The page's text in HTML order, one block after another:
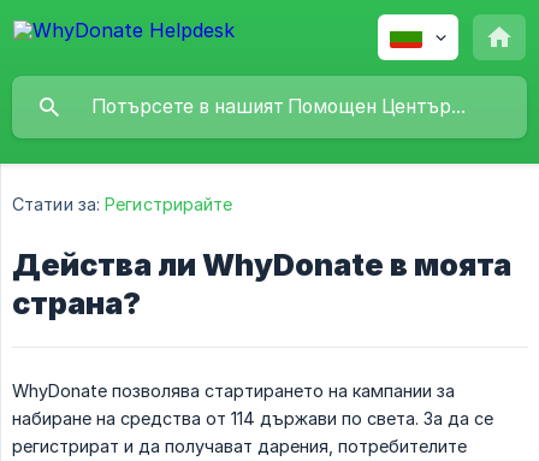
Статии за: Регистрирайте
Действа ли WhyDonate в моята
страна?
WhyDonate позволява стартирането на кампании за
набиране на средства от 114 държави по света. За да се
регистрират и да получават дарения, потребителите